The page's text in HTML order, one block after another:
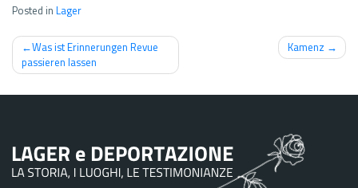
Posted in Lager
Navigazione
articoli
Was ist Erinnerungen Revue
passieren lassen
Kamenz